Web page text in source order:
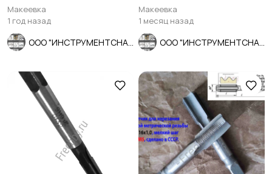
ГОСТ 9740-71
Макеевка
1 год назад
04, зерн 1250/1000.
Макеевка
1 месяц назад